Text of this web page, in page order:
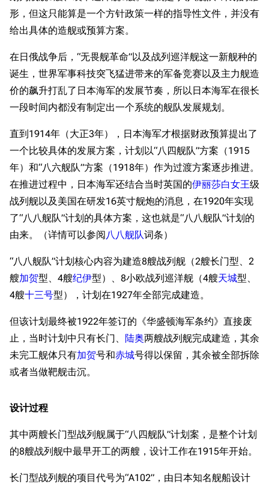
形，但这只能算是一个方针政策一样的指导性文件，并没有
给出具体的造舰或预算方案。
在日俄战争后，“无畏舰革命”以及战列巡洋舰这一新舰种的
诞生，世界军事科技突飞猛进带来的军备竞赛以及主力舰造
价的飙升打乱了日本海军的发展节奏，所以日本海军在很长
一段时间内都没有制定出一个系统的舰队发展规划。
直到1914年（大正3年），日本海军才根据财政预算提出了
一个比较具体的发展方案，计划以“八四舰队”方案（1915
年）和“八六舰队”方案（1918年）作为过渡方案逐步推进。
在推进过程中，日本海军还结合当时英国的伊丽莎白女王级
战列舰以及美国在研发16英寸舰炮的消息，在1920年实现
了“八八舰队”计划的具体方案，这也就是“八八舰队”计划的
由来。（详情可以参阅八八舰队词条）
“八八舰队”计划核心内容为建造8艘战列舰（2艘长门型、2
艘加贺型、4艘纪伊型）、8小欧战列巡洋舰（4艘天城型、
4艘十三号型），计划在1927年全部完成建造。
但该计划最终被1922年签订的《华盛顿海军条约》直接废
止，当时计划中只有长门、 陆奥两艘战列舰完成建造，其余
未完工舰体只有加贺号和赤城号得以保留，其余被全部拆除
或者当做靶舰击沉。
设计过程
其中两艘长门型战列舰属于“八四舰队”计划案，是整个计划
的8艘战列舰中最早开工的两艘，设计工作在1915年开始。
长门型战列舰的项目代号为“A102”，由日本知名舰船设计